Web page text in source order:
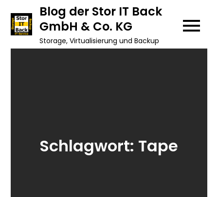
content
Blog der Stor IT Back
GmbH & Co. KG
Storage, Virtualisierung und Backup
Schlagwort: Tape